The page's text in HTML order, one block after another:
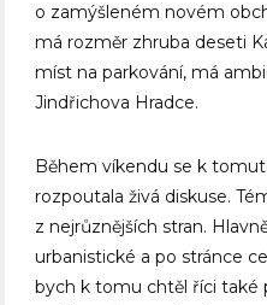
o zamýšleném novém
má rozměr zhruba deseti
míst na parkování, má
Jindřichova Hradce.
Během víkendu se k
rozpoutala živá diskuse.
z nejrůznějších stran.
urbanistické a po stránce
bych k tomu chtěl říci také